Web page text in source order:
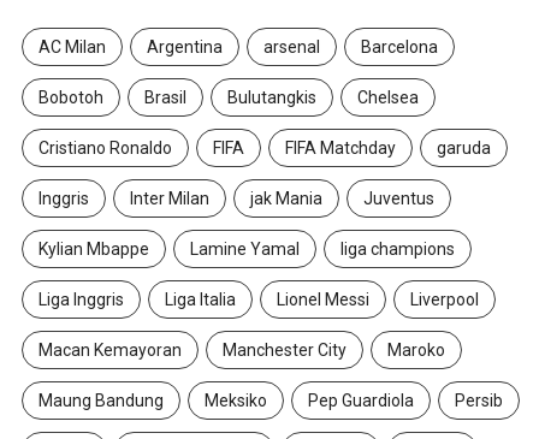
AC Milan Argentina arsenal Barcelona
Bobotoh Brasil Bulutangkis Chelsea
Cristiano Ronaldo FIFA FIFA Matchday garuda
Inggris Inter Milan jak Mania Juventus
Kylian Mbappe Lamine Yamal liga champions
Liga Inggris Liga Italia Lionel Messi Liverpool
Macan Kemayoran Manchester City Maroko
Maung Bandung Meksiko Pep Guardiola Persib